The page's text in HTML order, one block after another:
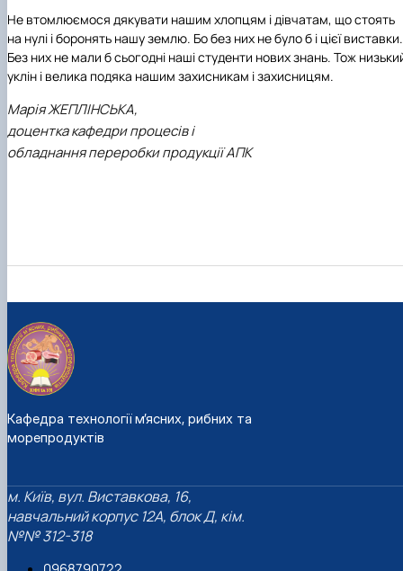
Не втомлюємося дякувати нашим хлопцям і дівчатам, що стоять
на нулі і боронять нашу землю. Бо без них не було б і цієї виставки.
Без них не мали б сьогодні наші студенти нових знань. Тож
уклін і велика подяка нашим захисникам і захисницям.
Марія ЖЕПЛІНСЬКА,
доцентка кафедри процесів і
обладнання переробки продукції АПК
Кафедра технології м’ясних, рибних та
морепродуктів
м. Київ, вул. Виставкова, 16,
навчальний корпус 12А, блок Д, кім.
№№ 312-318